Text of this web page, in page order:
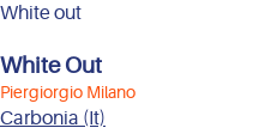
White out
White Out
Piergiorgio Milano
Carbonia (It)